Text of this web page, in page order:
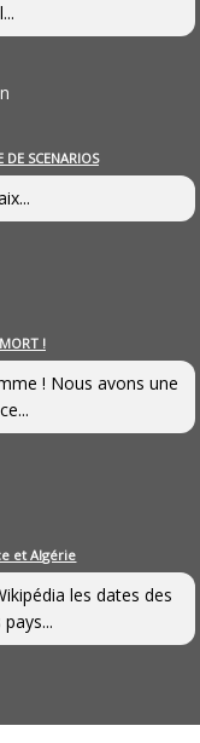
DE SCENARIOS
!
! Nous avons une
et Algérie
les dates des